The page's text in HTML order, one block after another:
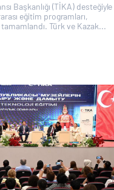
Başkanlığı (TİKA) desteğiyle
eğitim programları,
Türk ve Kazak...